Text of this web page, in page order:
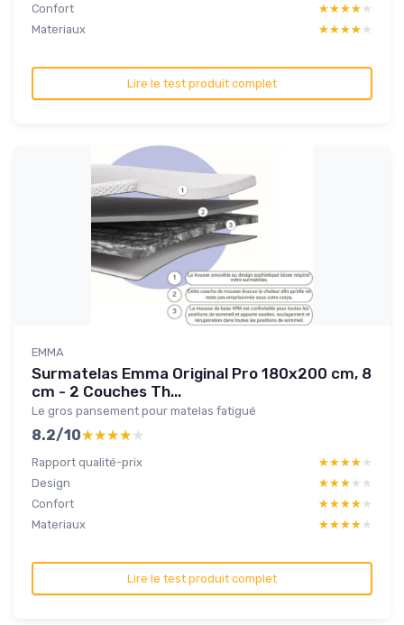
Confort ★★★★★
★★★★★
Materiaux
★★★★★
★★★★★
Lire le test produit complet
EMMA
Surmatelas Emma Original Pro 180x200 cm, 8
cm - 2 Couches Th...
Le gros pansement pour matelas fatigué
8.2/10★★★★★
★★★★★
Rapport qualité-prix ★★★★★
★★★★★
Design
★★★★★
★★★★★
Confort
★★★★★
★★★★★
Materiaux
★★★★★
★★★★★
Lire le test produit complet